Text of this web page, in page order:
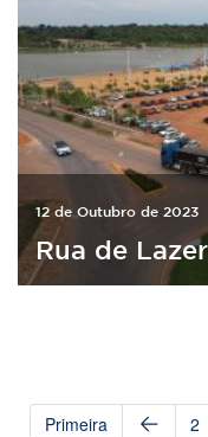
12 de Outubro de 2023
Rua de
Primeira 2